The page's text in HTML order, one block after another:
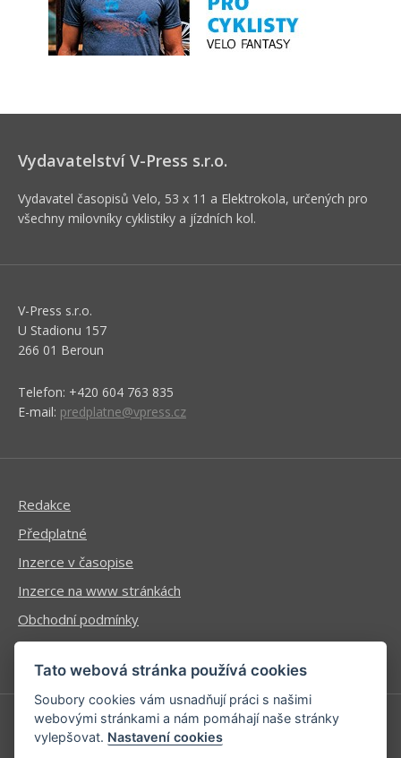
Vydavatelství V-Press s.r.o.
Vydavatel časopisů Velo, 53 x 11 a Elektrokola, určených pro
všechny milovníky cyklistiky a jízdních kol.
V-Press s.r.o.
U Stadionu 157
266 01 Beroun
Telefon: +420 604 763 835
E-mail: predplatne@vpress.cz
Redakce
Předplatné
Inzerce v časopise
Inzerce na www stránkách
Obchodní podmínky
Ochrana osobních údajů
Příhlášení | Registrace
Tato webová stránka používá cookies
Soubory cookies vám usnadňují práci s našimi
webovými stránkami a nám pomáhají naše stránky
vylepšovat. Nastavení cookies